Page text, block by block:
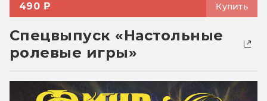
490 ₽ Купить
Спецвыпуск «Настольные
ролевые игры»